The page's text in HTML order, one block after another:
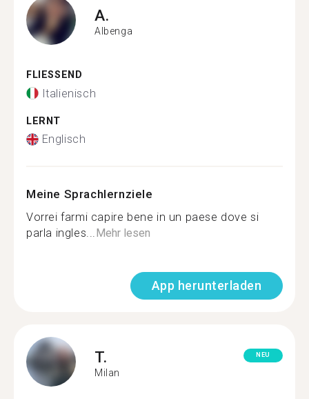
A.
Albenga
FLIESSEND
Italienisch
LERNT
Englisch
Meine Sprachlernziele
Vorrei farmi capire bene in un paese dove si
parla ingles...Mehr lesen
App herunterladen
T.
Milan
NEU